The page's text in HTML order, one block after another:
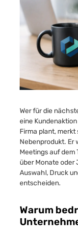
Wer für die
eine
Firma plant,
Nebenprodukt. Er
Meetings auf
über Monate oder
Auswahl, Druck
entscheiden.
Warum